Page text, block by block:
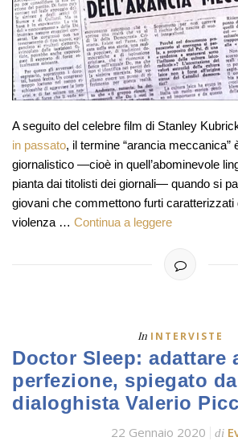
A seguito del celebre film di Stanley
in passato, il termine “arancia meccanica”
giornalistico —cioè in quell’abominevole
pianta dai titolisti dei giornali— quando si
giovani che commettono furti caratterizzati
violenza … Continua a leggere
In INTERVISTE
Doctor Sleep: adattare
perfezione, spiegato
dialoghista Valerio
22 Gennaio 2020 di